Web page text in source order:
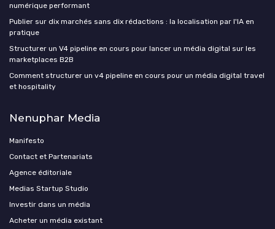
numérique performant
Publier sur dix marchés sans dix rédactions : la localisation par l'IA en
pratique
Structurer un V4 pipeline en cours pour lancer un média digital sur les
marketplaces B2B
Comment structurer un v4 pipeline en cours pour un média digital travel
et hospitality
Nenuphar Media
Manifesto
Contact et Partenariats
Agence éditoriale
Medias Startup Studio
Investir dans un média
Acheter un média existant